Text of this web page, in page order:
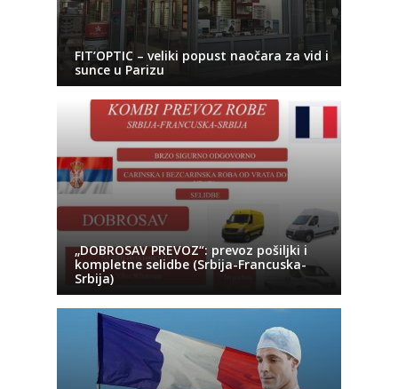
FIT’OPTIC – veliki popust naočara za vid i
sunce u Parizu
„DOBROSAV PREVOZ“: prevoz pošiljki i
kompletne selidbe (Srbija-Francuska-
Srbija)